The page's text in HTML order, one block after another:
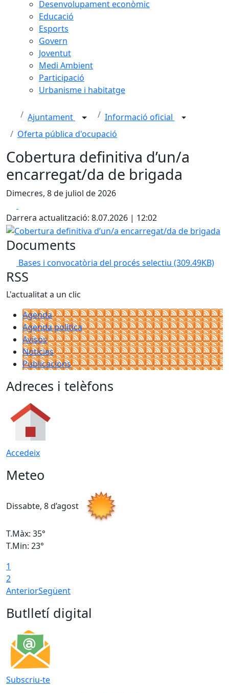
Desenvolupament econòmic
Educació
Esports
Govern
Joventut
Medi Ambient
Participació
Urbanisme i habitatge
Ajuntament
Informació oficial
Oferta pública d'ocupació
Cobertura definitiva d’un/a
encarregat/da de brigada
Dimecres, 8 de juliol de 2026
Darrera actualització: 8.07.2026 | 12:02
Cobertura definitiva d’un/a encarregat/da de brigada
Documents
Bases i convocatòria del procés selectiu (309.49KB)
RSS
L'actualitat a un clic
Agenda
Agenda política
Avisos
Notícies
Publicacions
Adreces i telèfons
Accedeix
Meteo
Dissabte, 8 d’agost
T.Màx: 35°
T.Min: 23°
1
2
AnteriorSegüent
Butlletí digital
Subscriu-te